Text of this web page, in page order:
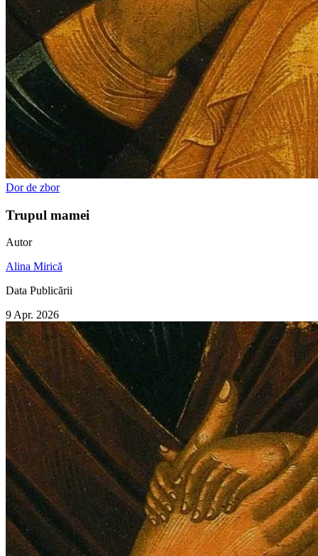
Dor de zbor
Trupul mamei
Autor
Alina Mirică
Data Publicării
9 Apr. 2026